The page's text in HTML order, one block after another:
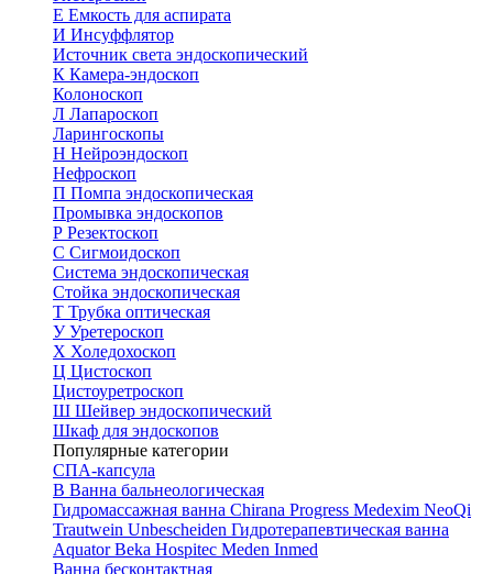
Е Емкость для аспирата
И Инсуффлятор
Источник света эндоскопический
К Камера-эндоскоп
Колоноскоп
Л Лапароскоп
Ларингоскопы
Н Нейроэндоскоп
Нефроскоп
П Помпа эндоскопическая
Промывка эндоскопов
Р Резектоскоп
С Сигмоидоскоп
Система эндоскопическая
Стойка эндоскопическая
Т Трубка оптическая
УУретероскоп
Х Холедохоскоп
Ц Цистоскоп
Цистоуретроскоп
Ш Шейвер эндоскопический
Шкаф для эндоскопов
Популярные категории
СПА-капсула
В Ванна бальнеологическая
Гидромассажная ванна Chirana Progress Medexim NeoQi
Trautwein Unbescheiden Гидротерапевтическая ванна
AquatorBeka Hospitec Meden Inmed
Ванна бесконтактная